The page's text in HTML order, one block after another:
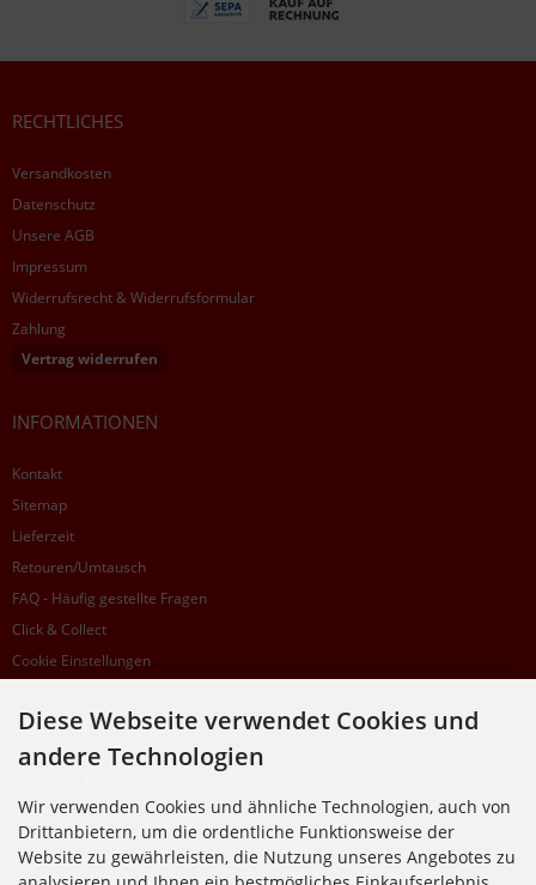
RECHTLICHES
Versandkosten
Datenschutz
Unsere AGB
Impressum
Widerrufsrecht & Widerrufsformular
Zahlung
Vertrag widerrufen
INFORMATIONEN
Kontakt
Sitemap
Lieferzeit
Retouren/Umtausch
FAQ - Häufig gestellte Fragen
Click & Collect
Cookie Einstellungen
SUPPORTHOTLINE
Zu laufenden Aufträgen oder Fragen allgemein:
Montag, Dienstag, Donnerstag, Freitag: 10:00 - 16:00 Uhr
Mittwoch: 10:00 - 18:00 Uhr
Diese Webseite verwendet Cookies und
andere Technologien
Wir verwenden Cookies und ähnliche Technologien, auch von
Drittanbietern, um die ordentliche Funktionsweise der
Website zu gewährleisten, die Nutzung unseres Angebotes zu